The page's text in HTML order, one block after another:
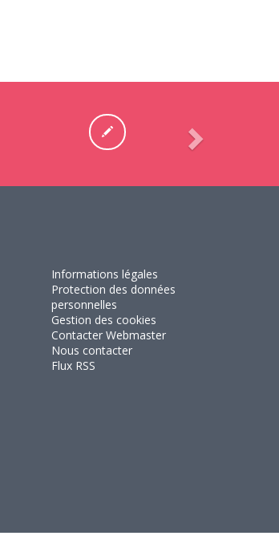
Informations légales
Protection des données
personnelles
Gestion des cookies
Contacter Webmaster
Nous contacter
Flux RSS